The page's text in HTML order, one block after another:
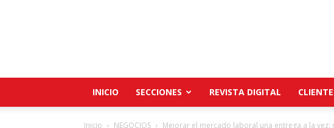
INICIO SECCIONES REVISTA DIGITAL
Inicio NEGOCIOS Mejorar el mercado laboral una entrega a la